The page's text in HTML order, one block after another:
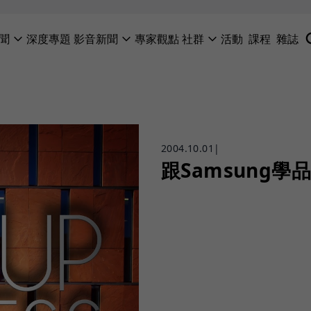
深度專題 影音新聞 專家觀點社群 活動 課程 雜誌
2004.10.01 |
跟Samsung學